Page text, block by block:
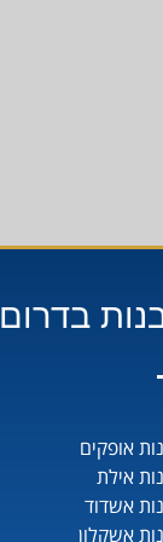
בדרום
אופקים
אילת
אשדוד
אשקלון